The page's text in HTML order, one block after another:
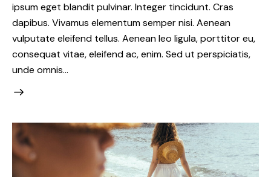
ipsum eget blandit pulvinar. Integer tincidunt. Cras
dapibus. Vivamus elementum semper nisi. Aenean
vulputate eleifend tellus. Aenean leo ligula, porttitor eu,
consequat vitae, eleifend ac, enim. Sed ut perspiciatis,
unde omnis…